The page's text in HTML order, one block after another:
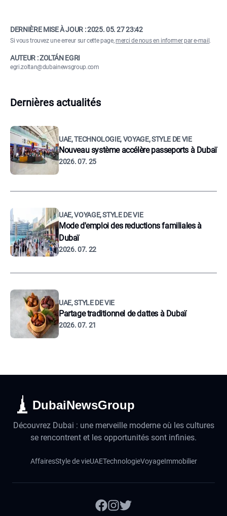
DERNIÈRE MISE À JOUR :2025. 05. 27 23:42
Si vous trouvez une erreur sur cette page,merci de nous en informer par e-mail .
AUTEUR : ZOLTÁN EGRI
egri.zoltan@dubainewsgroup.com
Dernières actualités
UAE, TECHNOLOGIE, VOYAGE, STYLE DE VIE
Nouveau système accélère passeports à Dubaï
2026. 07. 25
UAE, VOYAGE, STYLE DE VIE
Mode d'emploi des reductions familiales à
Dubaï
2026. 07. 22
UAE, STYLE DE VIE
Partage traditionnel de dattes à Dubaï
2026. 07. 21
DubaiNewsGroup
Découvrez Dubai : une merveille moderne où les cultures
se rencontrent et les opportunités sont infinies.
AffairesStyle de vieUAETechnologieVoyageImmobilier